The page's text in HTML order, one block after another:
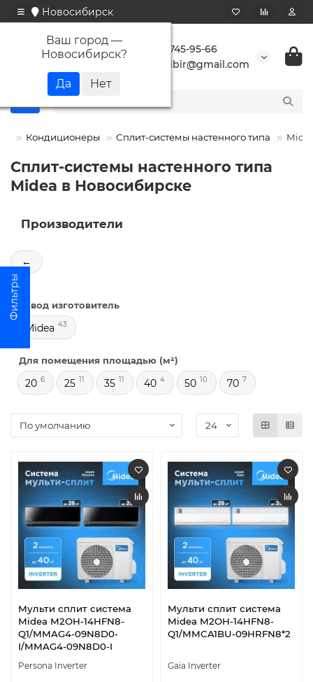
Новосибирск
Ваш город —
Новосибирск?
+7 923 745-95-66
buransibir@gmail.com
Кондиционеры Сплит-системы настенного типа
Сплит-системы настенного типа
Midea в Новосибирске
Производители
←
Завод изготовитель
Midea 43
Для помещения площадью (м²)
20 6 25 11 35 11 40 4 50 10 70 7
Мульти сплит система
Midea M2OH-14HFN8-
Q1/MMAG4-09N8D0-
I/MMAG4-09N8D0-I
Persona Inverter
Мульти сплит система
Midea M2OH-14HFN8-
Q1/MMCA1BU-09HRFN8*2
Gaia Inverter